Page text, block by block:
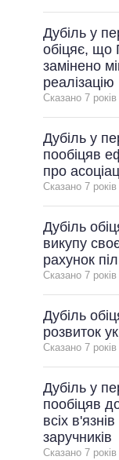
Дубіль у
обіцяє, що
замінено
реалізацію
Сказано 7
Дубіль у
пообіцяв
про
Сказано 7
Дубіль
викупу
рахунок
Сказано 7
Дубіль
розвиток
Сказано 7
Дубіль у
пообіцяв
всіх
заручників
Сказано 7